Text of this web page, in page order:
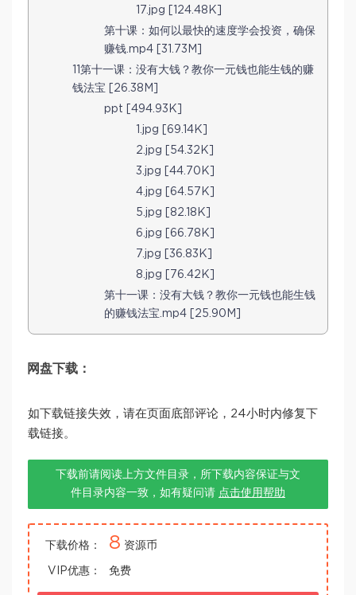
17.jpg [124.48K]
第十课：如何以最快的速度学会投资，确保
赚钱.mp4 [31.73M]
11第十一课：没有大钱？教你一元钱也能生钱的赚
钱法宝 [26.38M]
ppt [494.93K]
1.jpg [69.14K]
2.jpg [54.32K]
3.jpg [44.70K]
4.jpg [64.57K]
5.jpg [82.18K]
6.jpg [66.78K]
7.jpg [36.83K]
8.jpg [76.42K]
第十一课：没有大钱？教你一元钱也能生钱
的赚钱法宝.mp4 [25.90M]
网盘下载：
如下载链接失效，请在页面底部评论，24小时内修复下
载链接。
下载前请阅读上方文件目录，所下载内容保证与文
件目录内容一致，如有疑问请 点击使用帮助
下载价格： 8 资源币
VIP优惠： 免费